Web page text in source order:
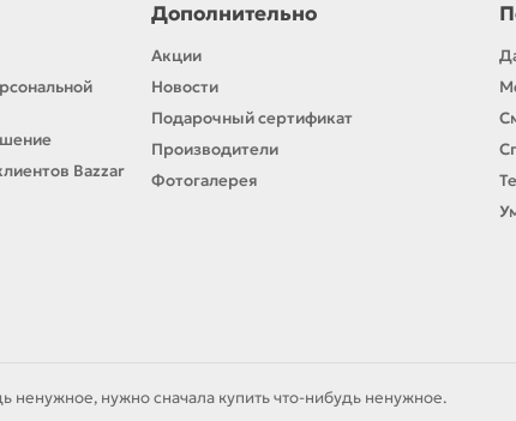
Bazzar
Дополнительно
Акции
Новости
Подарочный сертификат
Производители
Фотогалерея
ненужное, нужно сначала купить что-нибудь ненужное.